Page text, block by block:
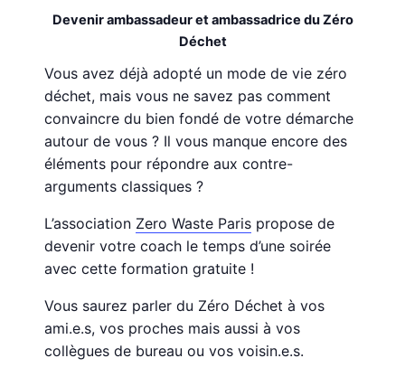
Devenir ambassadeur et ambassadrice du Zéro
Déchet
Vous avez déjà adopté un mode de vie zéro
déchet, mais vous ne savez pas comment
convaincre du bien fondé de votre démarche
autour de vous ? Il vous manque encore des
éléments pour répondre aux contre-
arguments classiques ?
L’association Zero Waste Paris propose de
devenir votre coach le temps d’une soirée
avec cette formation gratuite !
Vous saurez parler du Zéro Déchet à vos
ami.e.s, vos proches mais aussi à vos
collègues de bureau ou vos voisin.e.s.